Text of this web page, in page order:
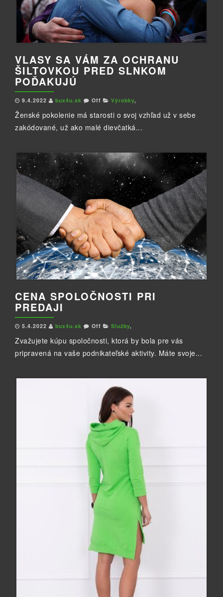
VLASY SA VÁM ZA OCHRANU
ŠILTOVKOU PRED SLNKOM
POĎAKUJÚ
9.4.2022 bux4u.sk Off Výrobky,
Ženské pokolenie má starosti o svoj vzhľad už v sebe
zakódované, už ako malé dievčatká...
CENA SPOLOČNOSTI PRI
PREDAJI
5.4.2022 bux4u.sk Off Služby,
Zvažujete kúpu spoločnosti, ktorá by bola pre vás
pripravená na vaše podnikateľské aktivity. Máte svoje...